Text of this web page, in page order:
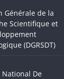
Générale de la
Scientifique et
(DGRSDT)
National De